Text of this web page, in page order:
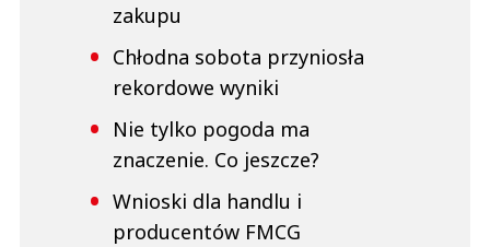
zakupu
Chłodna sobota przyniosła
rekordowe wyniki
Nie tylko pogoda ma
znaczenie. Co jeszcze?
Wnioski dla handlu i
producentów FMCG